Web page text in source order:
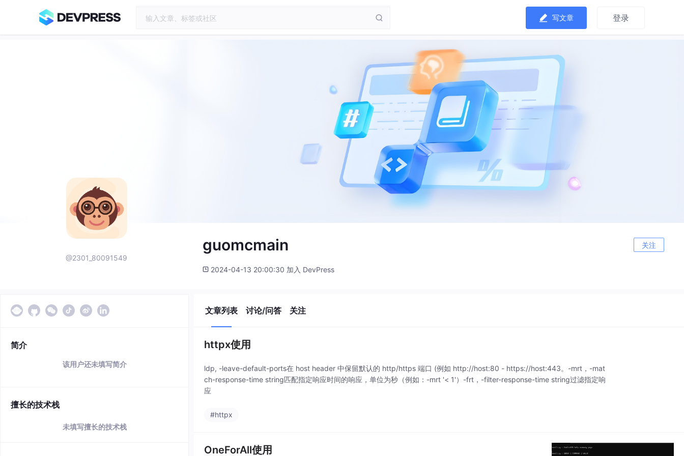
写文章 登录
@2301_80091549
guomcmain 关注
2024-04-13 20:00:30 加入 DevPress
简介
该用户还未填写简介
擅长的技术栈
未填写擅长的技术栈
文章列表 讨论/问答 关注
httpx使用
ldp, -leave-default-ports在 host header 中保留默认的 http/https 端口 (例如 http://host:80 - https://host:443。-mrt，-mat
ch-response-time string匹配指定响应时间的响应，单位为秒（例如：-mrt '< 1'）-frt，-filter-response-time string过滤指定响
应
#httpx
OneForAll使用